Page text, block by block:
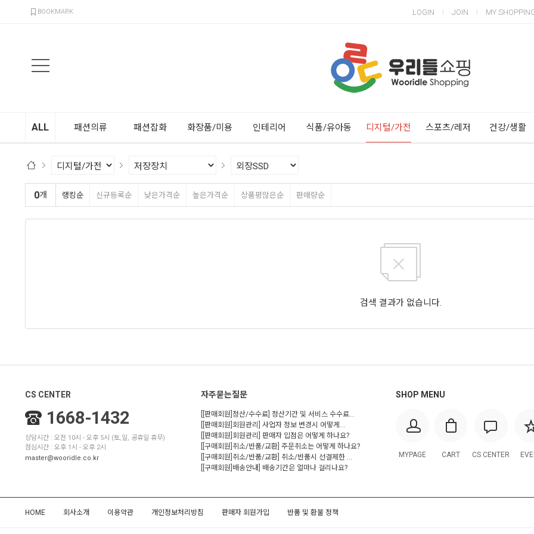
BOOKMARK LOGIN JOIN MY
ALL 패션의류 패션잡화 화장품/미용 인테리어 식품/유아동 디지털/가전 스포츠/레저 건강/생활
0개 랭킹순 신규등록순 낮은가격순 높은가격순 상품평많은순 판매량순
검색 결과가 없습니다.
CS CENTER
1668-1432
상담시간 : 오전 10시 - 오후 5시 (토,일, 공휴일 휴무)
점심시간 : 오후 1시 - 오후 2시
master@wooridle.co.kr
자주묻는질문
[[판매회원]정산/수수료] 정산기간 및 서비스 수수료...
[[판매회원]회원관리] 사업자 정보 변경시 어떻게...
[[판매회원]회원관리] 판매자 입점은 어떻게 하나요?
[[구매회원]취소/반품/교환] 주문취소는 어떻게 하나요?
[[구매회원]취소/반품/교환] 취소/반품시 선결제한 ...
[[구매회원]배송안내] 배송기간은 얼마나 걸리나요?
SHOP MENU
MYPAGE CART CS CENTER
HOME 회사소개 이용약관 개인정보처리방침 판매자 회원가입 반품 및 환불 정책